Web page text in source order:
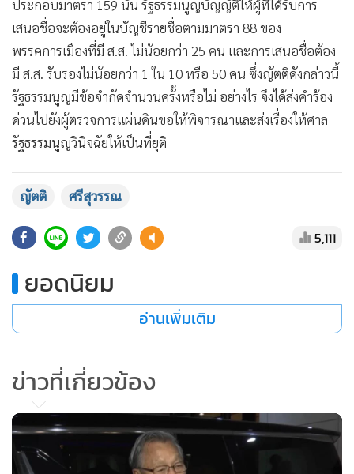
ประกอบมาตรา 159 นั้น รัฐธรรมนูญบัญญัติให้ผู้ที่ได้รับการ
เสนอชื่อจะต้องอยู่ในบัญชีรายชื่อตามมาตรา 88 ของ
พรรคการเมืองที่มี ส.ส. ไม่น้อยกว่า 25 คน และการเสนอชื่อต้อง
มี ส.ส. รับรองไม่น้อยกว่า 1 ใน 10 หรือ 50 คน ซึ่งญัตติดังกล่าวนี้
รัฐธรรมนูญมีข้อจำกัดจำนวนครั้งหรือไม่ อย่างไร จึงได้ส่งคำร้อง
ด่วนไปยังผู้ตรวจการแผ่นดินขอให้พิจารณาและส่งเรื่องให้ศาล
รัฐธรรมนูญวินิจฉัยให้เป็นที่ยุติ
ญัตติ ศรีสุวรรณ
5,111
ยอดนิยม
อ่านเพิ่มเติม
ข่าวที่เกี่ยวข้อง